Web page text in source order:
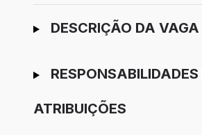
Ir para candidatura
DESCRIÇÃO DA VAGA
RESPONSABILIDADES
ATRIBUIÇÕES